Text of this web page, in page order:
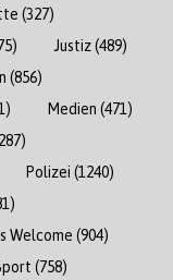
(327)
Justiz(489)
(856)
Medien (471)
Polizei (1240)
Welcome (904)
(758)